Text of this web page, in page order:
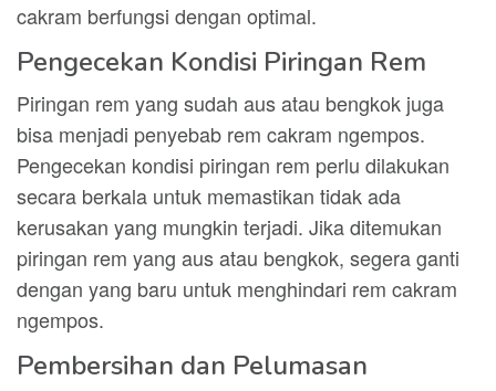
cakram berfungsi dengan optimal.
Pengecekan Kondisi Piringan Rem
Piringan rem yang sudah aus atau bengkok juga
bisa menjadi penyebab rem cakram ngempos.
Pengecekan kondisi piringan rem perlu dilakukan
secara berkala untuk memastikan tidak ada
kerusakan yang mungkin terjadi. Jika ditemukan
piringan rem yang aus atau bengkok, segera ganti
dengan yang baru untuk menghindari rem cakram
ngempos.
Pembersihan dan Pelumasan